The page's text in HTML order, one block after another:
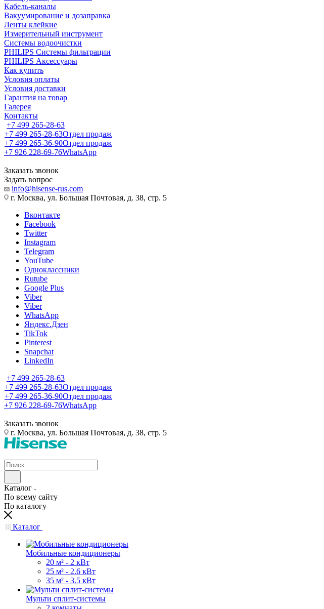
Кабель-каналы
Вакуумирование и дозаправка
Ленты клейкие
Измерительный инструмент
Системы водоочистки
PHILIPS Системы фильтрации
PHILIPS Аксессуары
Как купить
Условия оплаты
Условия доставки
Гарантия на товар
Галерея
Контакты
+7 499 265-28-63
+7 499 265-28-63Отдел продаж
+7 499 265-36-90Отдел продаж
+7 926 228-69-76WhatsApp
Заказать звонок
Задать вопрос
info@hisense-rus.com
г. Москва, ул. Большая Почтовая, д. 38, стр. 5
Вконтакте
Facebook
Twitter
Instagram
Telegram
YouTube
Одноклассники
Rutube
Google Plus
Viber
Viber
WhatsApp
Яндекс.Дзен
TikTok
Pinterest
Snapchat
LinkedIn
+7 499 265-28-63
+7 499 265-28-63Отдел продаж
+7 499 265-36-90Отдел продаж
+7 926 228-69-76WhatsApp
Заказать звонок
г. Москва, ул. Большая Почтовая, д. 38, стр. 5
Каталог
По всему сайту
По каталогу
Каталог
Мобильные кондиционеры
20 м² - 2 кВт
25 м² - 2.6 кВт
35 м² - 3.5 кВт
Мульти сплит-системы